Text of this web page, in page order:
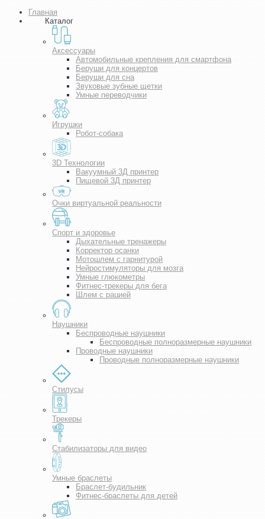
Главная
Каталог
Аксессуары
Автомобильные крепления для смартфона
Беруши для концертов
Беруши для сна
Звуковые зубные щетки
Умные переводчики
Игрушки
Робот-собака
3D Технологии
Вакуумный 3Д принтер
Пищевой 3Д принтер
Очки виртуальной реальности
Спорт и здоровье
Дыхательные тренажеры
Корректор осанки
Мотошлем с гарнитурой
Нейростимуляторы для мозга
Умные глюкометры
Фитнес-трекеры для бега
Шлем с рацией
Наушники
Беспроводные наушники
Беспроводные полноразмерные наушники
Проводные наушники
Проводные полноразмерные наушники
Стилусы
Трекеры
Стабилизаторы для видео
Умные браслеты
Браслет-будильник
Фитнес-браслеты для детей